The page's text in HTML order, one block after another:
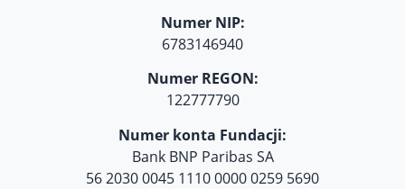
Numer NIP:
6783146940
Numer REGON:
122777790
Numer konta Fundacji:
Bank BNP Paribas SA
56 2030 0045 1110 0000 0259 5690